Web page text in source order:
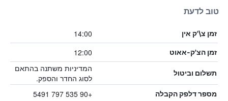
טוב לדעת
זמן צ\'ק אין 14:00
זמן הצ'ק-אאוט 12:00
תשלום וביטול
המדיניות משתנה בהתאם
לסוג החדר והספק.
מספר דלפק הקבלה +90 535 797 5491